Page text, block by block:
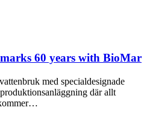
60 years with BioMar
med specialdesignade
där allt